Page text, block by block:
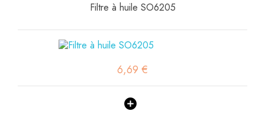
Filtre à huile SO6205
6,69 €